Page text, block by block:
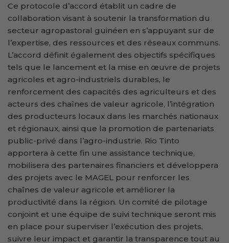
Ce protocole d’accord établit un cadre de
collaboration visant à soutenir la transformation du
secteur agropastoral guinéen en s’appuyant sur de
l’expertise, des ressources et des réseaux communs.
L’accord définit également des objectifs spécifiques
tels que le lancement et la mise en œuvre de projets
agricoles et agro-industriels durables, le
renforcement des capacités des agriculteurs et des
acteurs des chaînes de valeur agricole, l’intégration
des producteurs locaux dans les marchés nationaux
et régionaux, ainsi que la promotion de partenariats
public-privé dans l’agro-industrie. Rio Tinto
apportera à cette fin une assistance technique,
mobilisera des partenaires financiers et développera
des projets avec le MAGEL pour renforcer les
chaînes de valeur agricole et améliorer la
productivité dans la région. Un comité de pilotage
conjoint et une équipe de suivi technique seront mis
en place pour superviser l’exécution des projets,
suivre leur impact et garantir la transparence tout au